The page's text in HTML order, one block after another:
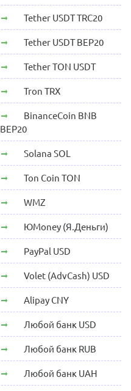
Tether USDT TRC20
Tether USDT BEP20
Tether TON USDT
Tron TRX
BinanceCoin BNB
BEP20
Solana SOL
Ton Coin TON
WMZ
ЮMoney (Я.Деньги)
PayPal USD
Volet (AdvCash) USD
Alipay CNY
Любой банк USD
Любой банк RUB
Любой банк UAH